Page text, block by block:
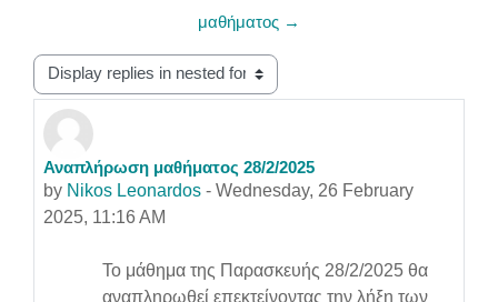
μαθήματος →
Display mode
Αναπλήρωση μαθήματος 28/2/2025
by Nikos Leonardos - Wednesday, 26 February
2025, 11:16 AM
Number of replies: 0
Το μάθημα της Παρασκευής 28/2/2025 θα
αναπληρωθεί επεκτείνοντας την λήξη των